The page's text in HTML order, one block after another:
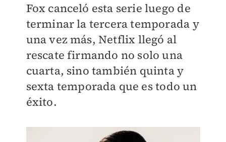
Fox canceló esta serie luego de
terminar la tercera temporada y
una vez más, Netflix llegó al
rescate firmando no solo una
cuarta, sino también quinta y
sexta temporada que es todo un
éxito.